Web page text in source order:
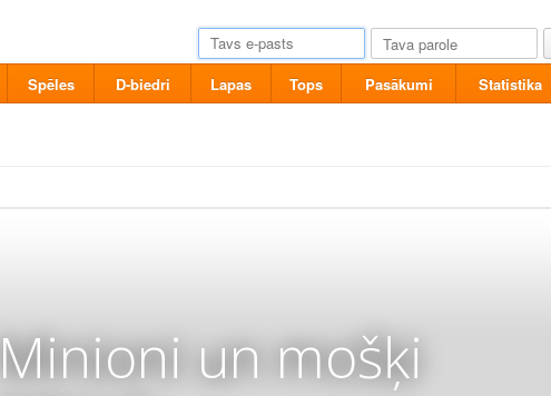
Spēles D-biedri Lapas Tops Pasākumi Statistika
Minioni un mošķi